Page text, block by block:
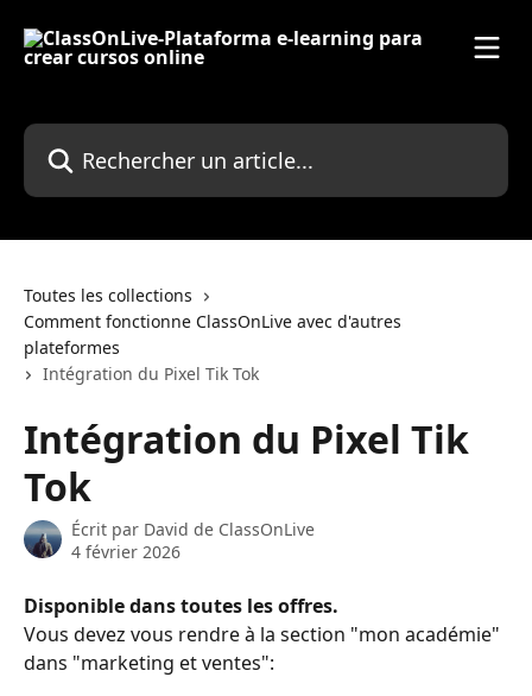
Rechercher un article...
Toutes les collections
Comment fonctionne ClassOnLive avec d'autres
plateformes
Intégration du Pixel Tik Tok
Intégration du Pixel Tik
Tok
Écrit par David de ClassOnLive
4 février 2026
Disponible dans toutes les offres.
Vous devez vous rendre à la section "mon académie"
dans "marketing et ventes":